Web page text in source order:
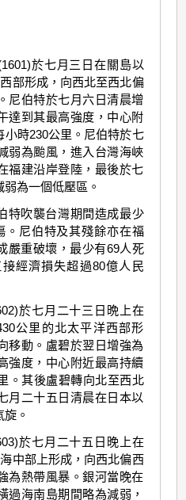
於七月三日在關島以
部形成，向西北至西北偏
尼伯特於七月六日清晨增
達到其最高強度，中心附
時230公里。尼伯特於七
弱為颱風，進入台灣海峽
福建沿岸登陸，最後於七
為一個低壓區。
特吹襲台灣期間造成最少
。尼伯特及其殘餘亦在福
嚴重破壞，最少有69人死
經濟損失超過80億人民
於七月二十三日晩上在
公里的北太平洋西部形
移動。盧碧於翌日增強為
強度，中心附近最高持續
。其後盧碧轉向北至西北
月二十五日清晨在日本以
。
於七月二十五日晚上在
中部上形成，向西北偏西
為熱帶風暴。銀河當晚在
過海南島期間略為減弱，